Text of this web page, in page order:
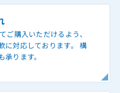
ご購入いただけるよう、
に対応しております。 構
ります。